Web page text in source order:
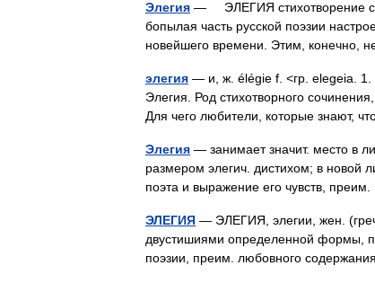
Элегия — ЭЛЕГИЯ стихотворение с
бопылая часть русской поэзии
новейшего времени. Этим, конечно,
элегия — и, ж. élégie f. <гр. elegeia. 1.
Элегия. Род стихотворного
Для чего любители, которые знают,
Элегия — занимает значит. место в
размером элегич. дистихом; в новой
поэта и выражение его чувств,
ЭЛЕГИЯ — ЭЛЕГИЯ, элегии, жен.
двустишиями определенной формы,
поэзии, преим. любовного